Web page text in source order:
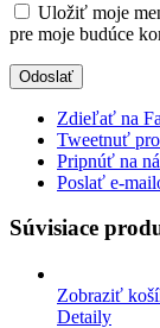
Uložiť moje
pre moje budúce
Zdieľať na
Tweetnuť
Pripnúť na
Poslať e-
Súvisiace
Zobraziť
Detaily